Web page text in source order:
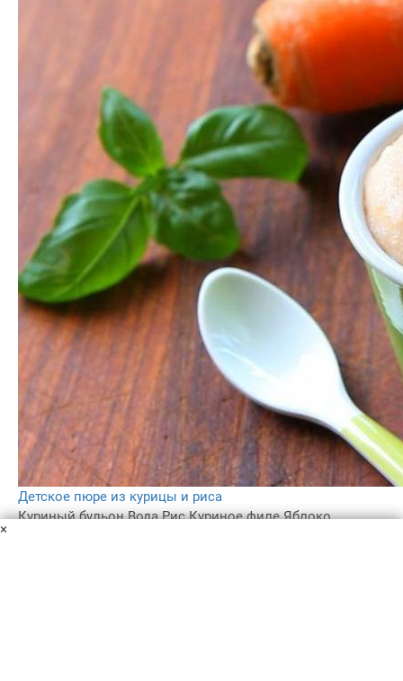
Детское пюре из курицы и риса
Куриный бульон Вода Рис Куриное филе Яблоко
×